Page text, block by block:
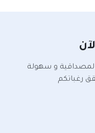
و سهولة
رغباتكم